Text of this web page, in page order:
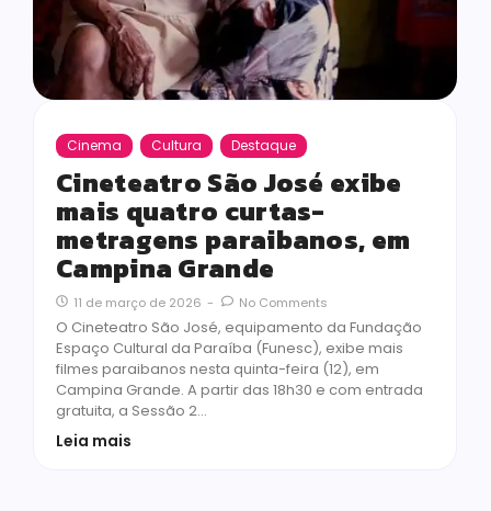
Cinema Cultura Destaque
Cineteatro São José exibe
mais quatro curtas-
metragens paraibanos, em
Campina Grande
11 de março de 2026 - No Comments
O Cineteatro São José, equipamento da Fundação
Espaço Cultural da Paraíba (Funesc), exibe mais
filmes paraibanos nesta quinta-feira (12), em
Campina Grande. A partir das 18h30 e com entrada
gratuita, a Sessão 2…
Leia mais